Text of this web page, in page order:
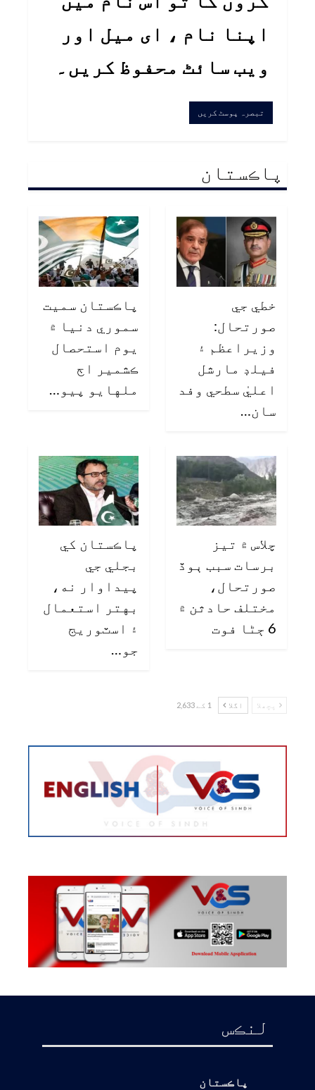
اپنا نام ، ای میل اور
ویب سائٹ محفوظ کریں۔
پاڪستان
خطي جي
صورتحال:
وزيراعظم ۽
فيلڊ مارشل
اعليٰ سطحي وفد
سان…
پاڪستان سميت
سموري دنيا ۾
يوم استحصال
ڪشمير اڄ
ملهايو پيو…
چلاس ۾ تيز
برسات سبب ٻوڏ
صورتحال،
مختلف حادثن ۾
6 ڄڻا فوت
پاڪستان کي
بجلي جي
پيداوار نه،
بهتر استعمال
۽ اسٽوريج
جو…
پچھلا اگلا 1 کے 2,633
لنڪس
پاڪستان